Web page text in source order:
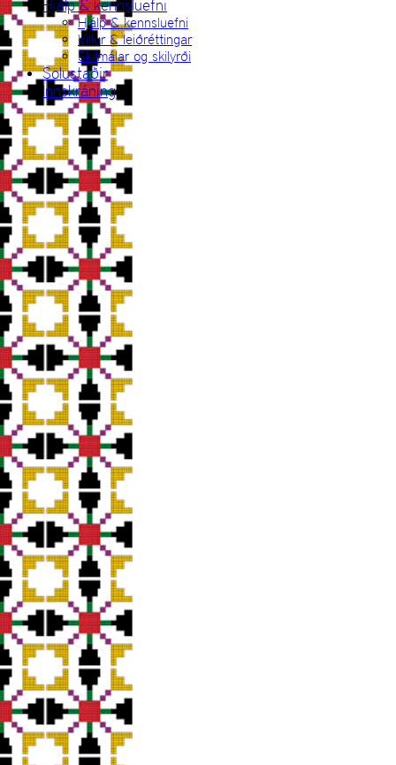
Hjálp & kennsluefni
Hjálp & kennsluefni
Villur & leiðréttingar
Skilmálar og skilyrði
Sölustaðir
Innskráning